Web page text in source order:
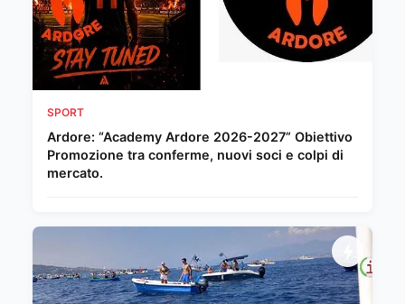
SPORT
Ardore: “Academy Ardore 2026-2027” Obiettivo
Promozione tra conferme, nuovi soci e colpi di
mercato.